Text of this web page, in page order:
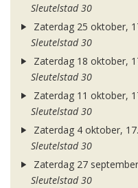
Sleutelstad 30
Zaterdag 25 oktober,
Sleutelstad 30
Zaterdag 18 oktober,
Sleutelstad 30
Zaterdag 11 oktober,
Sleutelstad 30
Zaterdag 4 oktober,
Sleutelstad 30
Zaterdag 27
Sleutelstad 30